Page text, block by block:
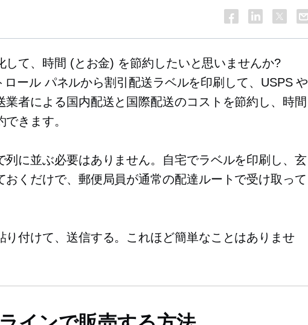
して、時間 (とお金) を節約したいと思いませんか?
ロール パネルから割引配送ラベルを印刷して、USPS や
業者による国内配送と国際配送のコストを節約し、時間
できます。
列に並ぶ必要はありません。自宅でラベルを印刷し、玄
おくだけで、郵便局員が通常の配達ルートで受け取って
り付けて、送信する。これほど簡単なことはありませ